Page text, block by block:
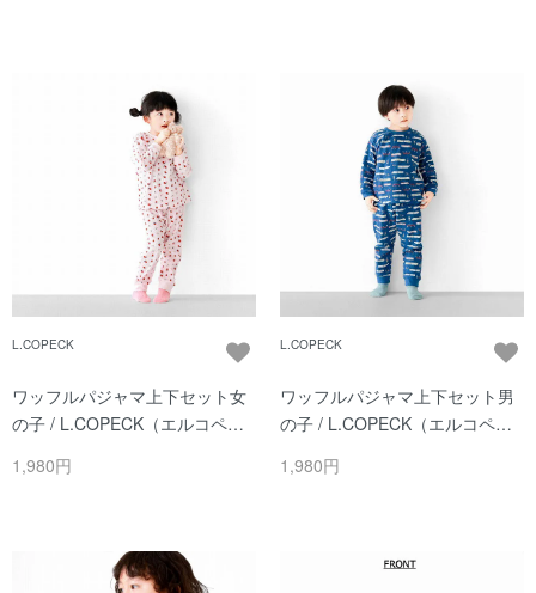
L.COPECK
ワッフルパジャマ上下セット女
の子 / L.COPECK（エルコペッ
1,980円
L.COPECK
ワッフルパジャマ上下セット男
の子 / L.COPECK（エルコペッ
1,980円